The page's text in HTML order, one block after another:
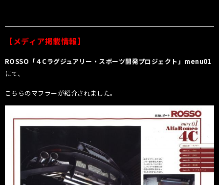
【メディア掲載情報】
ROSSO「４Cラグジュアリー・スポーツ開発プロジェクト」menu01
にて、
こちらのマフラーが紹介されました。